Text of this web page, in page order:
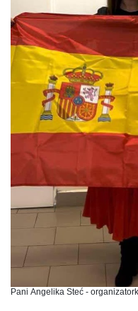
Pani Angelika Steć -